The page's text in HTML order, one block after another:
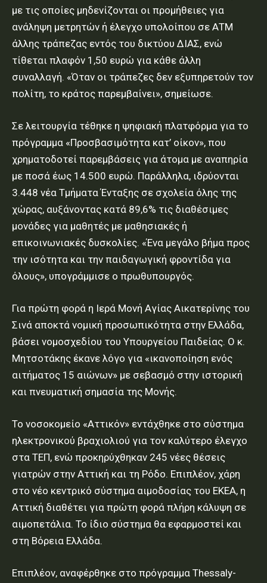
με τις οποίες μηδενίζονται οι προμήθειες για
ανάληψη μετρητών ή έλεγχο υπολοίπου σε ΑΤΜ
άλλης τράπεζας εντός του δικτύου ΔΙΑΣ, ενώ
τίθεται πλαφόν 1,50 ευρώ για κάθε άλλη
συναλλαγή. «Όταν οι τράπεζες δεν εξυπηρετούν τον
πολίτη, το κράτος παρεμβαίνει», σημείωσε.
Σε λειτουργία τέθηκε η ψηφιακή πλατφόρμα για το
πρόγραμμα «Προσβασιμότητα κατ’ οίκον», που
χρηματοδοτεί παρεμβάσεις για άτομα με αναπηρία
με ποσά έως 14.500 ευρώ. Παράλληλα, ιδρύονται
3.448 νέα Τμήματα Ένταξης σε σχολεία όλης της
χώρας, αυξάνοντας κατά 89,6% τις διαθέσιμες
μονάδες για μαθητές με μαθησιακές ή
επικοινωνιακές δυσκολίες. «Ένα μεγάλο βήμα προς
την ισότητα και την παιδαγωγική φροντίδα για
όλους», υπογράμμισε ο πρωθυπουργός.
Για πρώτη φορά η Ιερά Μονή Αγίας Αικατερίνης του
Σινά αποκτά νομική προσωπικότητα στην Ελλάδα,
βάσει νομοσχεδίου του Υπουργείου Παιδείας. Ο κ.
Μητσοτάκης έκανε λόγο για «ικανοποίηση ενός
αιτήματος 15 αιώνων» με σεβασμό στην ιστορική
και πνευματική σημασία της Μονής.
Το νοσοκομείο «Αττικόν» εντάχθηκε στο σύστημα
ηλεκτρονικού βραχιολιού για τον καλύτερο έλεγχο
στα ΤΕΠ, ενώ προκηρύχθηκαν 245 νέες θέσεις
γιατρών στην Αττική και τη Ρόδο. Επιπλέον, χάρη
στο νέο κεντρικό σύστημα αιμοδοσίας του ΕΚΕΑ, η
Αττική διαθέτει για πρώτη φορά πλήρη κάλυψη σε
αιμοπετάλια. Το ίδιο σύστημα θα εφαρμοστεί και
στη Βόρεια Ελλάδα.
Επιπλέον, αναφέρθηκε στο πρόγραμμα Thessaly-